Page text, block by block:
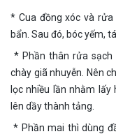
* Cua đồng xóc và
bẩn. Sau đó, bóc yếm,
* Phần thân rửa sạch
chày giã nhuyễn. Nên
lọc nhiều lần nhằm lấy
lên dầy thành tảng.
* Phần mai thì dùng